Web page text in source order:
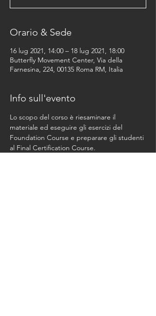
Orario & Sede
16 lug 2021, 14:00 – 18 lug 2021, 18:00
Butterfly Movement Center, Via della
Farnesina, 224, 00135 Roma RM, Italia
Info sull'evento
Lo scopo del corso è riesaminare il
materiale ed eseguire gli esercizi del
Foundation Course e preparare gli studenti
al Final Certification Course.